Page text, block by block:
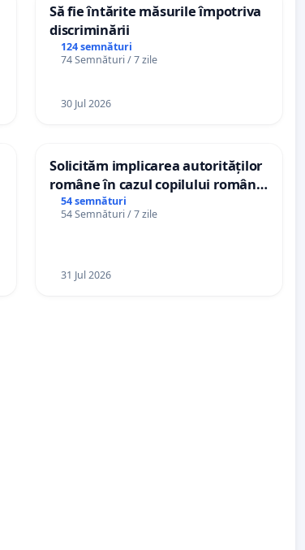
Să fie întărite măsurile împotriva
discriminării
124 semnături
74 Semnături / 7 zile
30 Jul 2026
Solicităm implicarea autorităților
române în cazul copilului român
Wiliam Kristian Gheorghe, aflat în
plasament în Danemarca de 12
54 semnături
54 Semnături / 7 zile
31 Jul 2026